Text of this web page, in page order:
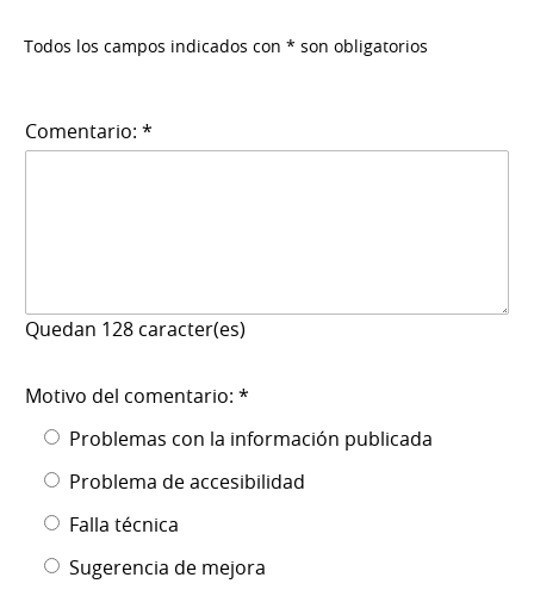
Todos los campos indicados con * son obligatorios
Comentario: *
Quedan 128 caracter(es)
Motivo del comentario: *
Problemas con la información publicada
Problema de accesibilidad
Falla técnica
Sugerencia de mejora